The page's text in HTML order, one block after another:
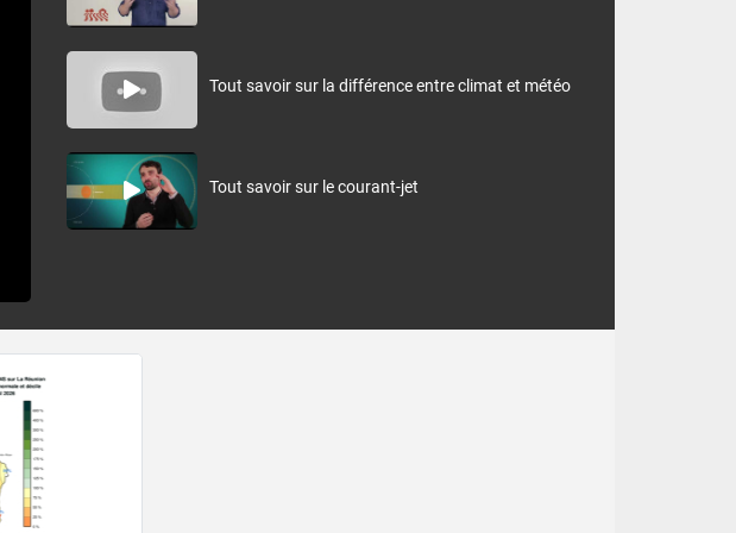
empêchant la formation de nouveaux
d’une pulsation pluvio-orageuse se
cette période tardive pour la saison,
cyclogenèse en première décade sur le
signal cyclonique en hausse, mais qui
Rodrigues inclus, ne peuvent
avant que le flux de mousson ne bascule
des vents à l’équateur marquera le
Tout savoir sur la différence entre climat et météo
Tout savoir sur le courant-jet